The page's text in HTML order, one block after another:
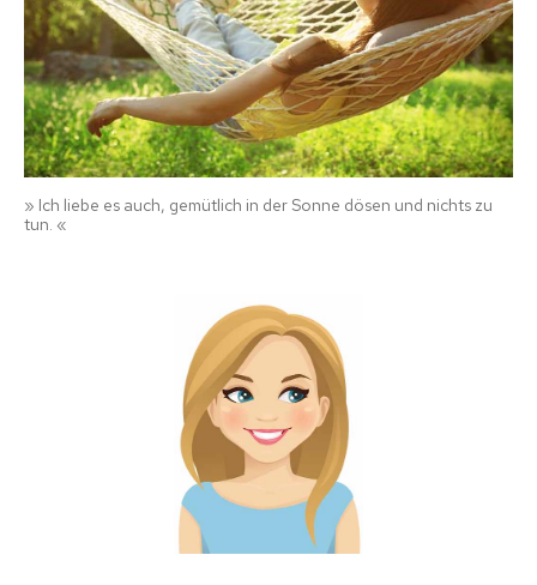
» Ich liebe es auch, gemütlich in der Sonne dösen und nichts zu
tun. «